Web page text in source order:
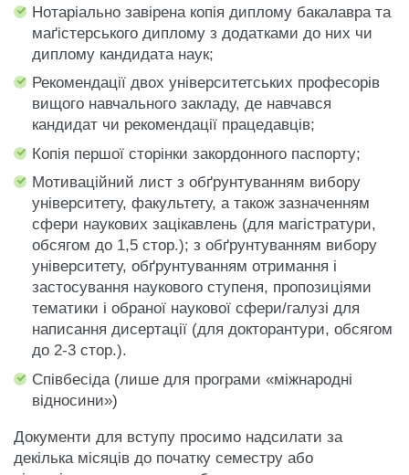
Нотаріально завірена копія диплому бакалавра та
маґістерського диплому з додатками до них чи
диплому кандидата наук;
Рекомендації двох університетських професорів
вищого навчального закладу, де навчався
кандидат чи рекомендації працедавців;
Копія першої сторінки закордонного паспорту;
Мотиваційний лист з обґрунтуванням вибору
університету, факультету, а також зазначенням
сфери наукових зацікавлень (для магістратури,
обсягом до 1,5 стор.); з обґрунтуванням вибору
університету, обґрунтуванням отримання і
застосування наукового ступеня, пропозиціями
тематики і обраної наукової сфери/галузі для
написання дисертації (для докторантури, обсягом
до 2-3 стор.).
Співбесіда (лише для програми «міжнародні
відносини»)
Документи для вступу просимо надсилати за
декілька місяців до початку семестру або